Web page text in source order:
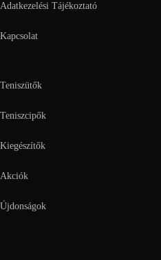
Adatkezelési Tájékoztató
Kapcsolat
Teniszütők
Teniszcipők
Kiegészítők
Akciók
Újdonságok